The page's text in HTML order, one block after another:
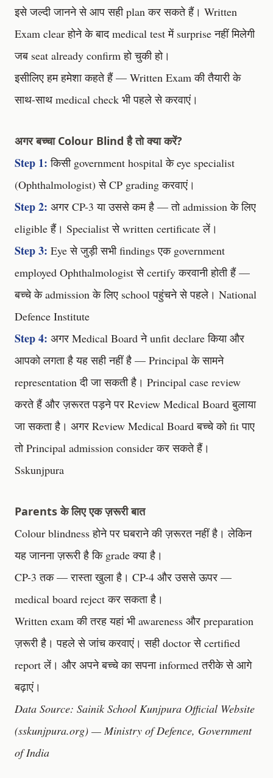
इसे जल्दी जानने से आप सही plan कर सकते हैं। Written
Exam clear होने के बाद medical test में surprise नहीं मिलेगी
जब seat already confirm हो चुकी हो।
इसीलिए हम हमेशा कहते हैं — Written Exam की तैयारी के
साथ-साथ medical check भी पहले से करवाएं।
अगर बच्चा Colour Blind है तो क्या करें?
Step 1: किसी government hospital के eye specialist
(Ophthalmologist) से CP grading करवाएं।
Step 2: अगर CP-3 या उससे कम है — तो admission के लिए
eligible हैं। Specialist से written certificate लें।
Step 3: Eye से जुड़ी सभी findings एक government
employed Ophthalmologist से certify करवानी होती हैं —
बच्चे के admission के लिए school पहुंचने से पहले। National
Defence Institute
Step 4: अगर Medical Board ने unfit declare किया और
आपको लगता है यह सही नहीं है — Principal के सामने
representation दी जा सकती है। Principal case review
करते हैं और ज़रूरत पड़ने पर Review Medical Board बुलाया
जा सकता है। अगर Review Medical Board बच्चे को fit पाए
तो Principal admission consider कर सकते हैं।
Sskunjpura
Parents के लिए एक ज़रूरी बात
Colour blindness होने पर घबराने की ज़रूरत नहीं है। लेकिन
यह जानना ज़रूरी है कि grade क्या है।
CP-3 तक — रास्ता खुला है। CP-4 और उससे ऊपर —
medical board reject कर सकता है।
Written exam की तरह यहां भी awareness और preparation
ज़रूरी है। पहले से जांच करवाएं। सही doctor से certified
report लें। और अपने बच्चे का सपना informed तरीके से आगे
बढ़ाएं।
Data Source: Sainik School Kunjpura Official Website
(sskunjpura.org) — Ministry of Defence, Government
of India